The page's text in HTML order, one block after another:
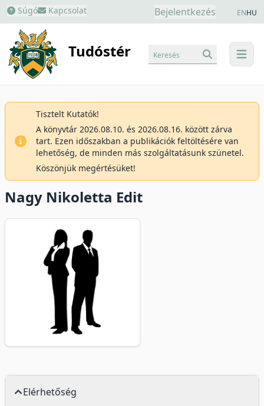
Súgó Kapcsolat Bejelentkezés ENHU
Tudóstér menu
Keresés
Tisztelt Kutatók!
A könyvtár 2026.08.10. és 2026.08.16. között zárva
tart. Ezen időszakban a publikációk feltöltésére van
lehetőség, de minden más szolgáltatásunk szünetel.
Köszönjük megértésüket!
Nagy Nikoletta Edit
Elérhetőség